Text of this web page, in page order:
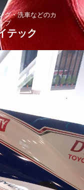
グ・洗車などのカ
プ
テック